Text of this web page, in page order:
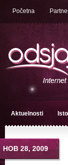
Početna
Aktuelnosti
НОВ 28, 2009